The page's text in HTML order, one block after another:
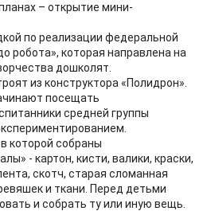
– открытие мини-
по реализации федеральной
робота», которая направлена на
дошколят.
из конструктора «Полидрон».
посещать
средней группы
которой собраны
- картон, кисти, валики, краски,
скотч, старая сломанная
и ткани. Перед детьми
и собрать ту или иную вещь.